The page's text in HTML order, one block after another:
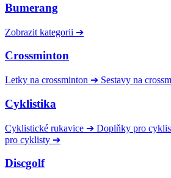
Bumerang
Zobrazit kategorii ➔
Crossminton
Letky na crossminton ➔ Sestavy na
Cyklistika
Cyklistické rukavice ➔ Doplňky pro
pro cyklisty ➔
Discgolf